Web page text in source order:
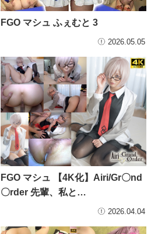
FGO マシュ ふぇむと 3
2026.05.05
FGO マシュ 【4K化】Airi/Gr〇nd
〇rder 先輩、私と…
2026.04.04